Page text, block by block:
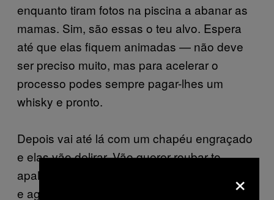
enquanto tiram fotos na piscina a abanar as
mamas. Sim, são essas o teu alvo. Espera
até que elas fiquem animadas — não deve
ser preciso muito, mas para acelerar o
processo podes sempre pagar-lhes um
whisky e pronto.
Depois vai até lá com um chapéu engraçado
e elas vão delirar. Vão querer roubar-to,
apalpar-te o cu, tirar fotos contigo, fugir, voltar
e agarrar-te. E é aí que as levas para o local
×